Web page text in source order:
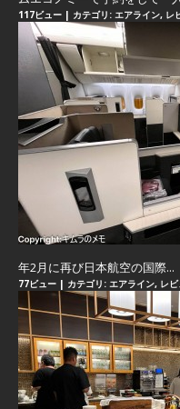
117ビュー | カテゴリ: エアライン, レ
年2月に再び日本航空の国際...
77ビュー | カテゴリ: エアライン, レ